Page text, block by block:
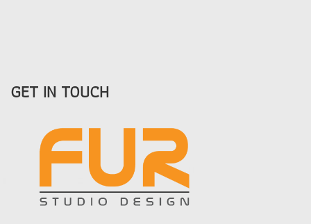
GET IN TOUCH